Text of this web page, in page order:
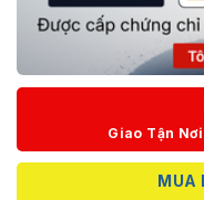
Giao Tận
MUA